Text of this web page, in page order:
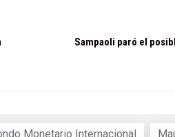
Sampaoli paró el
Monetario Internacional